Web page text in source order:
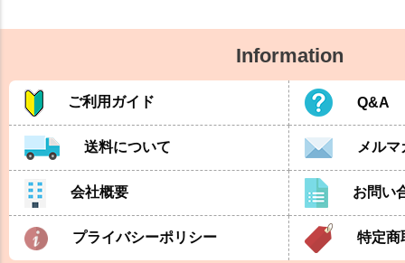
Information
ご利用ガイド Q&A
送料について メル
会社概要 お問い
プライバシーポリシー 特定商